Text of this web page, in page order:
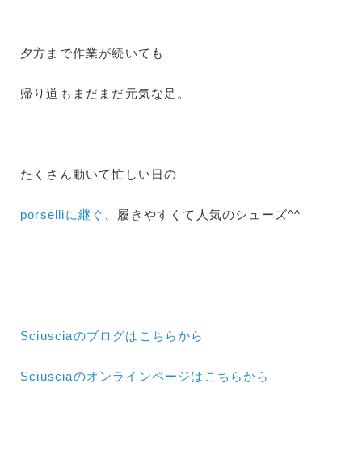
夕方まで作業が続いても
帰り道もまだまだ元気な足。
たくさん動いて忙しい日の
porselliに継ぐ 、履きやすくて人気のシューズ^^
Sciusciaのブログはこちらから
Sciusciaのオンラインページはこちらから